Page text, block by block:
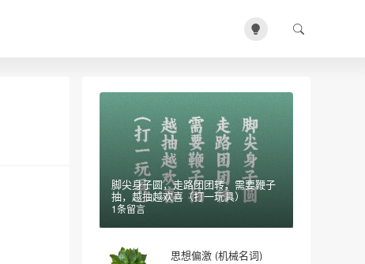
脚尖身子圆，走路团团转，需要鞭子
抽，越抽越欢喜（打一玩具）
1条留言
思想偏激 (机械名词)